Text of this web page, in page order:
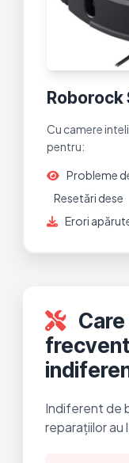
Roborock
Cu camere
pentru:
Probleme
Resetări dese
Erori
Indiferent de
reparațiilor au